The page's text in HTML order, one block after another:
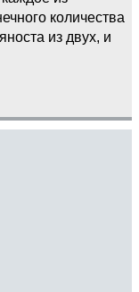
количества
из двух, и